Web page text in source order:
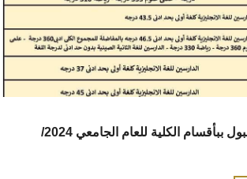
التنسيق النهائي للقبول ببأقسام الكلية للعام الجامعي 2024/